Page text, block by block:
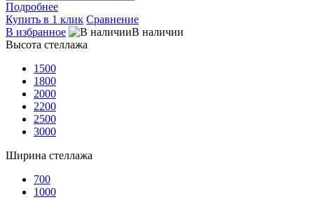
Подробнее
Купить в 1 клик Сравнение
В избранное
В наличии
Высота стеллажа
1500
1800
2000
2200
2500
3000
Ширина стеллажа
700
1000